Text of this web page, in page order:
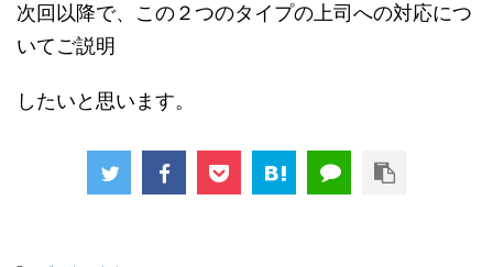
次回以降で、この２つのタイプの上司への対応につ
いてご説明
したいと思います。